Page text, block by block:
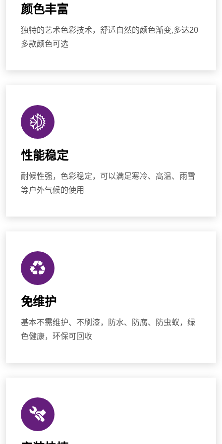
颜色丰富
独特的艺术色彩技术，舒适自然的颜色渐变,多达20
多款颜色可选
性能稳定
耐候性强，色彩稳定，可以满足寒冷、高温、雨雪
等户外气候的使用
免维护
基本不需维护、不刷漆，防水、防腐、防虫蚁，绿
色健康，环保可回收